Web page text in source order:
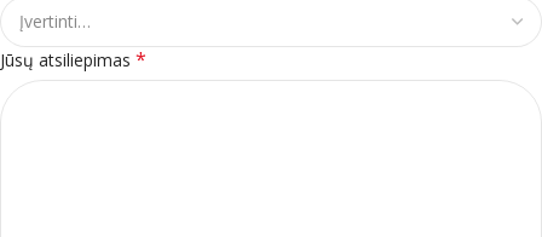
Jūsų atsiliepimas *